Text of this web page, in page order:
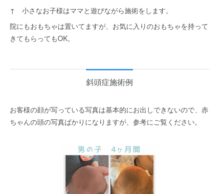
↑ 小さなお子様はママと遊びながら施術をします。
院にもおもちゃは置いてますが、お気に入りのおもちゃを持って
きてもらってもOK。
斜頭症施術例
お客様の顔が写っている写真は基本的にお出しできないので、赤
ちゃんの頭の写真ばかりになりますが、参考にご覧ください。